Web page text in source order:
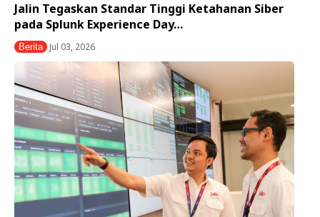
Jalin Tegaskan Standar Tinggi Ketahanan Siber
pada Splunk Experience Day…
Berita Jul 03, 2026